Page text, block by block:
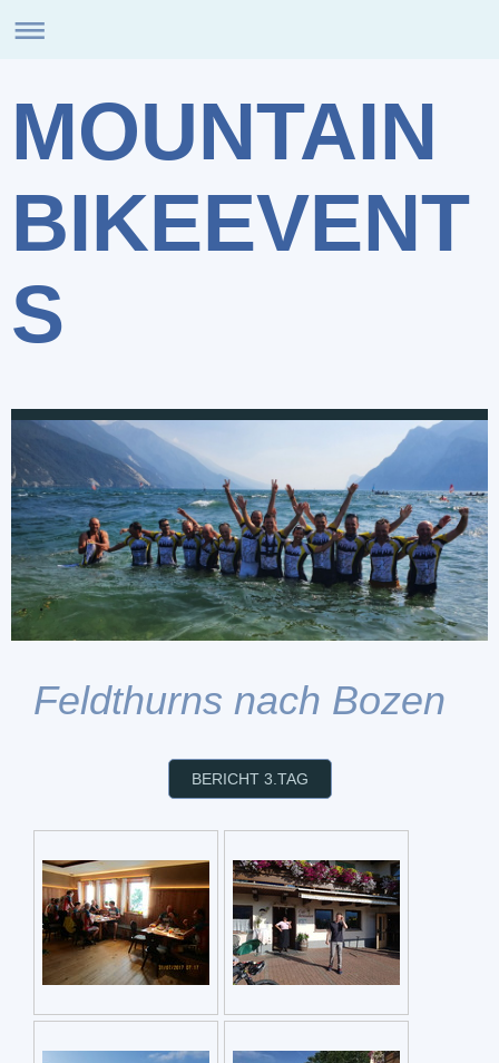
MOUNTAIN
BIKEEVENT
S
Feldthurns nach Bozen
BERICHT 3.TAG